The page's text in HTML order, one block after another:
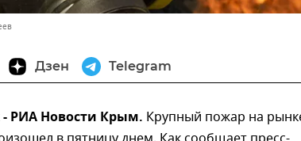
Дзен Telegram
РИА Новости Крым. Крупный пожар на